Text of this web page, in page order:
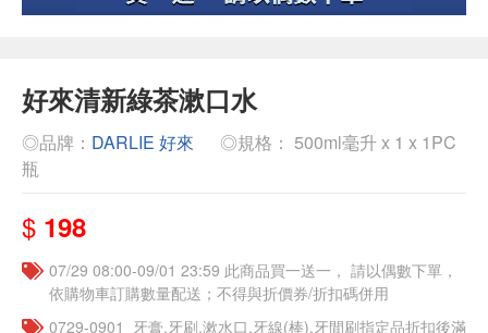
好來清新綠茶漱口水
◎品牌： DARLIE 好來
◎規格： 500ml毫升 x 1 x 1PC
瓶
$ 198
07/29 08:00-09/01 23:59 此商品買一送一， 請以偶數下單，
依購物車訂購數量配送；不得與折價券/折扣碼併用
0729-0901_牙膏.牙刷.漱水口.牙線(棒).牙間刷指定品折扣後滿